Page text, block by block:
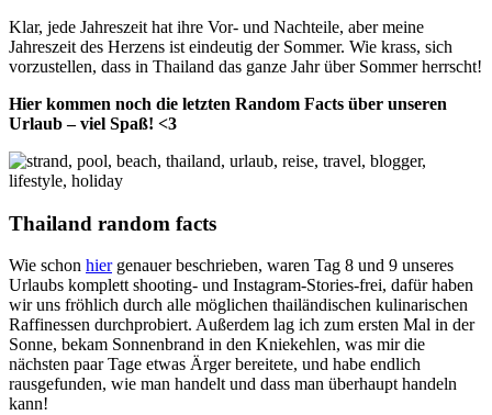
Klar, jede Jahreszeit hat ihre Vor- und Nachteile, aber meine
Jahreszeit des Herzens ist eindeutig der Sommer. Wie krass, sich
vorzustellen, dass in Thailand das ganze Jahr über Sommer herrscht!
Hier kommen noch die letzten Random Facts über unseren
Urlaub – viel Spaß! <3
Thailand random facts
Wie schon hiergenauer beschrieben, waren Tag 8 und 9 unseres
Urlaubs komplett shooting- und Instagram-Stories-frei, dafür haben
wir uns fröhlich durch alle möglichen thailändischen kulinarischen
Raffinessen durchprobiert. Außerdem lag ich zum ersten Mal in der
Sonne, bekam Sonnenbrand in den Kniekehlen, was mir die
nächsten paar Tage etwas Ärger bereitete, und habe endlich
rausgefunden, wie man handelt und dass man überhaupt handeln
kann!